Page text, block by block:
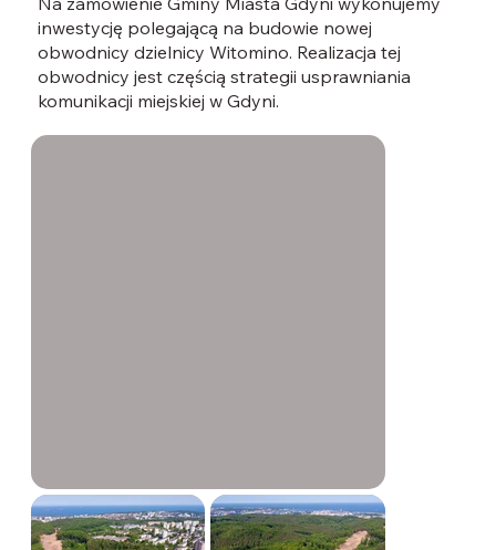
inwestycję polegającą na budowie nowej
obwodnicy dzielnicy Witomino. Realizacja tej
obwodnicy jest częścią strategii usprawniania
komunikacji miejskiej w Gdyni.